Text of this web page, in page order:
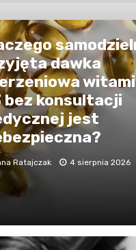
dawka
bez konsultacji
jest
Ratajczak 4 sierpnia 2026